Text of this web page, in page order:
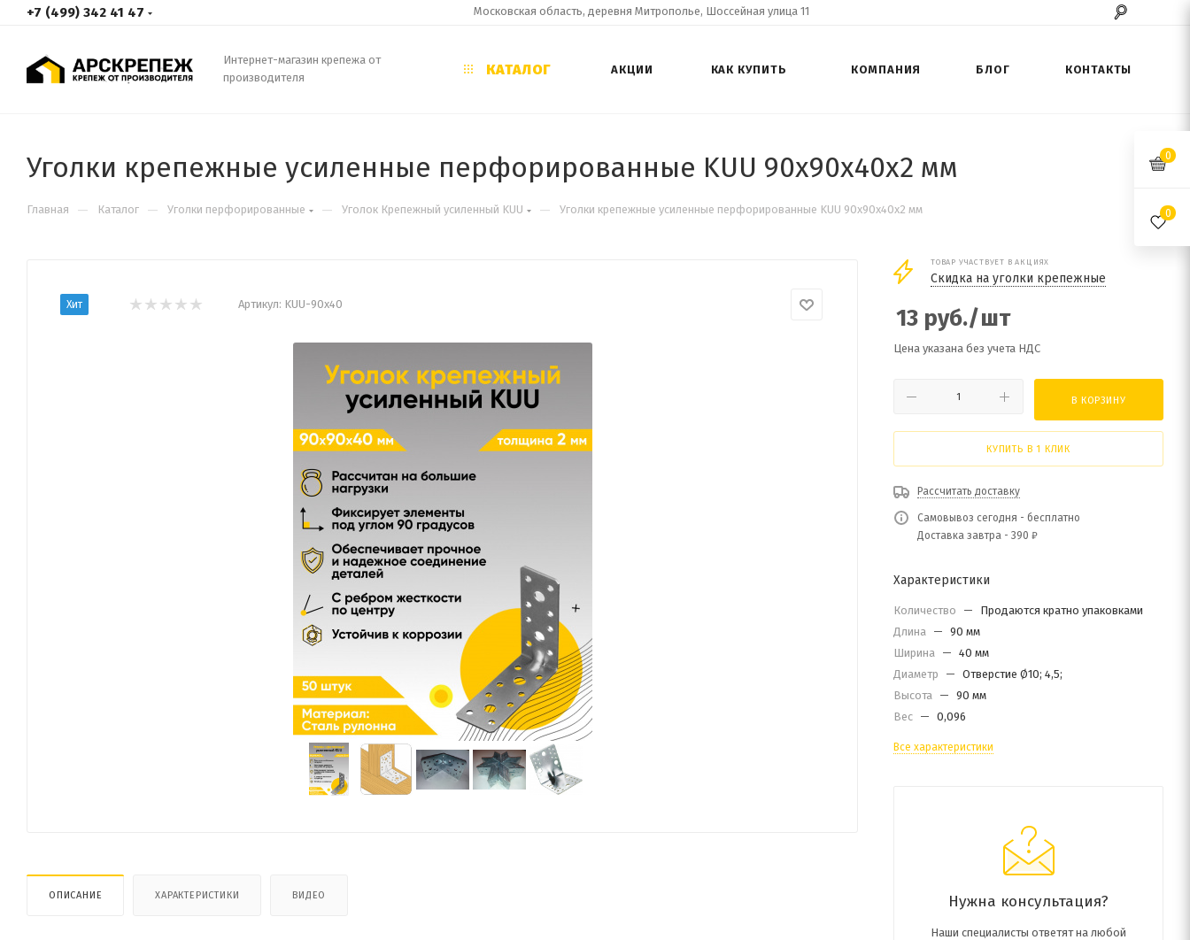
+7 (499) 342 41 47 Московская область, деревня Митрополье, Шоссейная улица 11
Интернет-магазин крепежа от
производителя
КАТАЛОГ АКЦИИ КАК КУПИТЬ КОМПАНИЯ БЛОГ КОНТАКТЫ
Уголки крепежные усиленные перфорированные KUU 90х90х40х2 мм
Главная — Каталог — Уголки перфорированные — Уголок Крепежный усиленный KUU — Уголки крепежные усиленные перфорированные KUU 90х90х40х2 мм
Хит Артикул: KUU-90х40
ОПИСАНИЕ ХАРАКТЕРИСТИКИ ВИДЕО
ТОВАР УЧАСТВУЕТ В АКЦИЯХ
Скидка на уголки крепежные
13 руб./шт
Цена указана без учета НДС
В КОРЗИНУ
КУПИТЬ В 1 КЛИК
Рассчитать доставку
Самовывоз сегодня - бесплатно
Доставка завтра - 390 ₽
Характеристики
Количество —
Продаются кратно упаковками
Длина — 90 мм
Ширина — 40 мм
Диаметр
— Отверстие Ø10; 4,5;
Высота — 90 мм
Вес — 0,096
Все характеристики
Нужна консультация?
Наши специалисты ответят на любой
0
0